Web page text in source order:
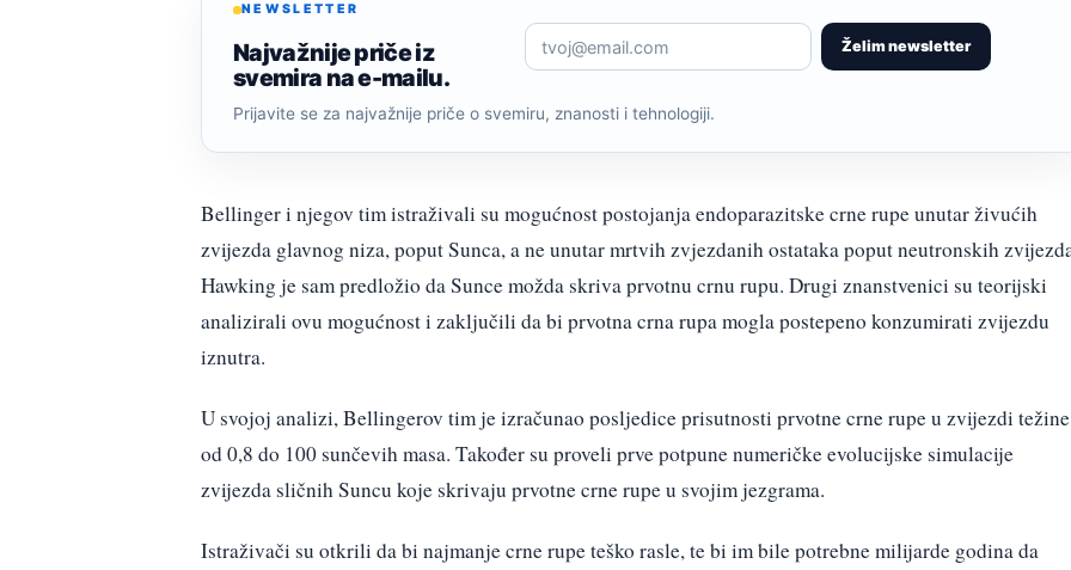
NEWSLETTER
Najvažnije priče iz
svemira na e-mailu.
Želim newsletter
Prijavite se za najvažnije priče o svemiru, znanosti i tehnologiji.
Bellinger i njegov tim istraživali su mogućnost postojanja endoparazitske crne rupe unutar živućih
zvijezda glavnog niza, poput Sunca, a ne unutar mrtvih zvjezdanih ostataka poput neutronskih
Hawking je sam predložio da Sunce možda skriva prvotnu crnu rupu. Drugi znanstvenici su teorijski
analizirali ovu mogućnost i zaključili da bi prvotna crna rupa mogla postepeno konzumirati zvijezdu
iznutra.
U svojoj analizi, Bellingerov tim je izračunao posljedice prisutnosti prvotne crne rupe u zvijezdi težine
od 0,8 do 100 sunčevih masa. Također su proveli prve potpune numeričke evolucijske simulacije
zvijezda sličnih Suncu koje skrivaju prvotne crne rupe u svojim jezgrama.
Istraživači su otkrili da bi najmanje crne rupe teško rasle, te bi im bile potrebne milijarde godina da